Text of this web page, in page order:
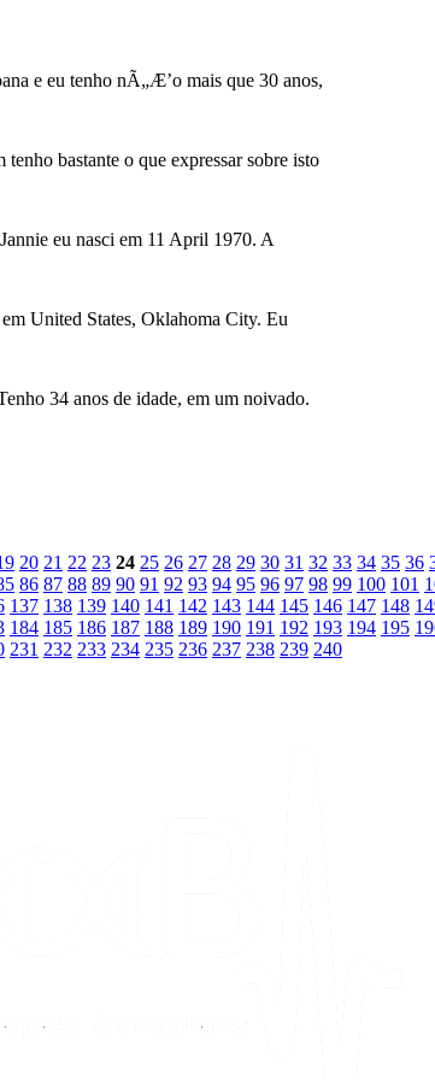
e eu tenho nÃ„Æ’o mais que 30 anos,
bastante o que expressar sobre isto
eu nasci em 11 April 1970. A
United States, Oklahoma City. Eu
34 anos de idade, em um noivado.
20 21 22 23 24 25 26 27 28 29 30 31 32 33 34 35 36
86 87 88 89 90 91 92 93 94 95 96 97 98 99 100 101
137 138 139 140 141 142 143 144 145 146 147 148
184 185 186 187 188 189 190 191 192 193 194 195
231 232 233 234 235 236 237 238 239 240